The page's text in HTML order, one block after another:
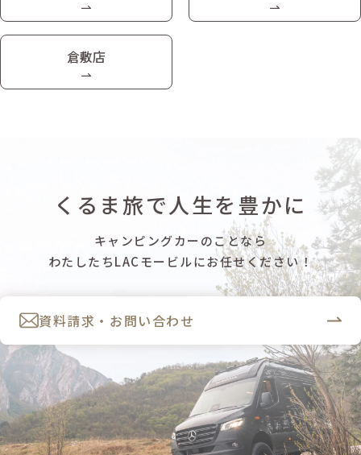
倉敷店
くるま旅で人生を豊かに
キャンピングカーのことなら
わたしたちLACモービルにお任せください！
資料請求・お問い合わせ